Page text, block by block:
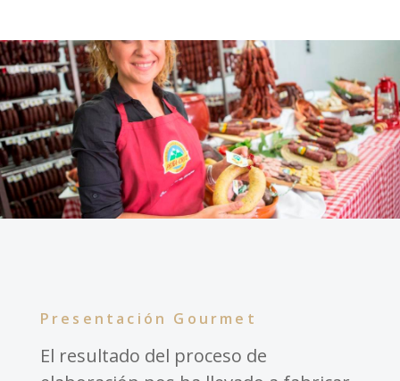
Presentación Gourmet
El resultado del proceso de